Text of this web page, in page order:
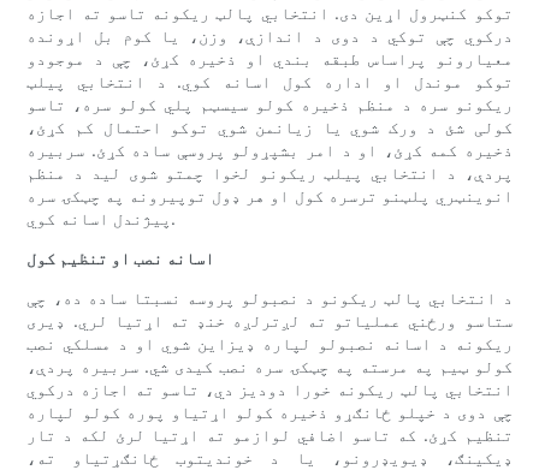
توکو کنټرول اړین دی. انتخابي پالټ ریکونه تاسو ته اجازه
درکوي چې توکي د دوی د اندازې، وزن، یا کوم بل اړونده
معیارونو پراساس طبقه بندي او ذخیره کړئ، چې د موجودو
توکو موندل او اداره کول اسانه کوي. د انتخابي پیلټ
ریکونو سره د منظم ذخیره کولو سیسټم پلي کولو سره، تاسو
کولی شئ د ورک شوي یا زیانمن شوي توکو احتمال کم کړئ،
ذخیره کمه کړئ، او د امر بشپړولو پروسې ساده کړئ. سربیره
پردې، د انتخابي پیلټ ریکونو لخوا چمتو شوی لید د منظم
انوینټري پلټنو ترسره کول او هر ډول توپیرونه په چټکۍ سره
پیژندل اسانه کوي.
اسانه نصب او تنظیم کول
د انتخابي پالټ ریکونو د نصبولو پروسه نسبتا ساده ده، چې
ستاسو ورځني عملیاتو ته لږترلږه خنډ ته اړتیا لري. ډیری
ریکونه د اسانه نصبولو لپاره ډیزاین شوي او د مسلکي نصب
کولو ټیم په مرسته په چټکۍ سره نصب کیدی شي. سربیره پردې،
انتخابي پالټ ریکونه خورا دودیز دي، تاسو ته اجازه درکوي
چې دوی د خپلو ځانګړو ذخیره کولو اړتیاو پوره کولو لپاره
تنظیم کړئ. که تاسو اضافي لوازمو ته اړتیا لرئ لکه د تار
ډیکینګ، ډیویډرونو، یا د خوندیتوب ځانګړتیاو ته،